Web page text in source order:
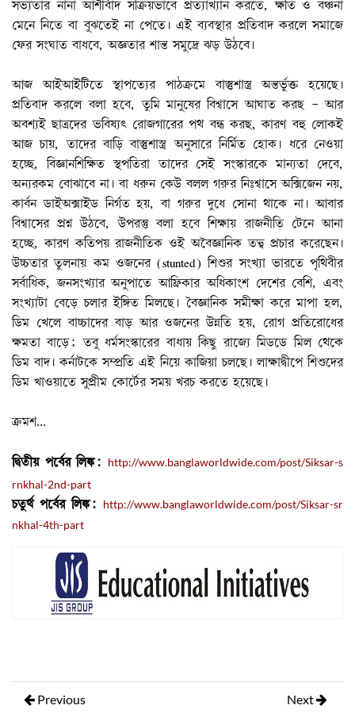
সভ্যতার নানা আশীর্বাদ সক্রিয়ভাবে প্রত্যাখ্যান করতে, ক্ষতি ও বঞ্চনা
মেনে নিতে বা বুঝতেই না পেতে। এই ব্যবস্থার প্রতিবাদ করলে সমাজে
ফের সংঘাত বাধবে, অজ্ঞতার শান্ত সমুদ্রে ঝড় উঠবে।
আজ আইআইটিতে স্থাপত্যের পাঠক্রমে বাস্তুশাস্ত্র অন্তর্ভুক্ত হয়েছে।
প্রতিবাদ করলে বলা হবে, তুমি মানুষের বিশ্বাসে আঘাত করছ – আর
অবশ্যই ছাত্রদের ভবিষ্যৎ রোজগারের পথ বন্ধ করছ, কারণ বহু লোকই
আজ চায়, তাদের বাড়ি বাস্তুশাস্ত্র অনুসারে নির্মিত হোক। ধরে নেওয়া
হচ্ছে, বিজ্ঞানশিক্ষিত স্থপতিরা তাদের সেই সংস্কারকে মান্যতা দেবে,
অন্যরকম বোঝাবে না। বা ধরুন কেউ বলল গরুর নিঃশ্বাসে অক্সিজেন নয়,
কার্বন ডাইঅক্সাইড নির্গত হয়, বা গরুর দুধে সোনা থাকে না। আবার
বিশ্বাসের প্রশ্ন উঠবে, উপরন্তু বলা হবে শিক্ষায় রাজনীতি টেনে আনা
হচ্ছে, কারণ কতিপয় রাজনীতিক ওই অবৈজ্ঞানিক তত্ত্ব প্রচার করেছেন।
উচ্চতার তুলনায় কম ওজনের (stunted) শিশুর সংখ্যা ভারতে পৃথিবীর
সর্বাধিক, জনসংখ্যার অনুপাতে আফ্রিকার অধিকাংশ দেশের বেশি, এবং
সংখ্যাটা বেড়ে চলার ইঙ্গিত মিলছে। বৈজ্ঞানিক সমীক্ষা করে মাপা হল,
ডিম খেলে বাচ্চাদের বাড় আর ওজনের উন্নতি হয়, রোগ প্রতিরোধের
ক্ষমতা বাড়ে; তবু ধর্মসংস্কারের বাধায় কিছু রাজ্যে মিডডে মিল থেকে
ডিম বাদ। কর্নাটকে সম্প্রতি এই নিয়ে কাজিয়া চলছে। লাক্ষাদ্বীপে শিশুদের
ডিম খাওয়াতে সুপ্রীম কোর্টের সময় খরচ করতে হয়েছে।
ক্রমশ...
দ্বিতীয় পর্বের লিঙ্ক: http://www.banglaworldwide.com/post/Siksar-s
rnkhal-2nd-part
চতুর্থ পর্বের লিঙ্ক: http://www.banglaworldwide.com/post/Siksar-sr
nkhal-4th-part
Previous Next